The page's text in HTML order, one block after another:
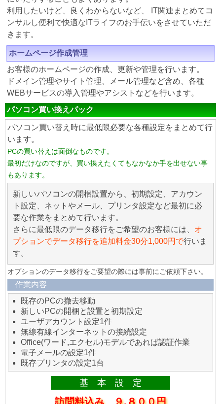
利用したいけど、良くわからないなど、 IT関連まとめてコ
ンサルし便利で快適なITライフのお手伝いをさせていただ
きます。
ホームページ作成管理
お客様のホームページの作成、更新や管理を行います。
ドメイン管理やサイト管理、メール管理など含め、各種
WEBサービスの導入管理やアシストなどを行います。
パソコン買い換えパック
パソコン買い替え時に最低限必要な各種設定をまとめて行
います。
PCの買い替えは面倒なものです。
最初だけなのですが、買い換えたくてもなかなか手を出せない事
もあります。
新しいパソコンの開梱設置から、初期設定、アカウン
ト設定、ネットやメール、プリンタ設定など最初に必
要な作業をまとめて行います。
さらに最低限のデータ移行をご希望のお客様には、 オ
プションでデータ移行を追加料金30分1,000円で行いま
す。
オプションのデータ移行をご要望の際には事前にご依頼下さい。
作業内容
既存のPCの撤去移動
新しいPCの開梱と設置と初期設定
ユーザアカウント設定1件
無線有線インターネットの接続設定
Office(ワード,エクセル)モデルであれば認証作業
電子メールの設定1件
既存プリンタの設定1台
基 本 設 定
訪問料込み ９,８００円